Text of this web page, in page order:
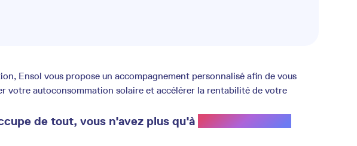
Ensol vous propose un accompagnement personnalisé afin de vous
votre autoconsommation solaire et accélérer la rentabilité de votre
de tout, vous n'avez plus qu'à profiter du soleil.